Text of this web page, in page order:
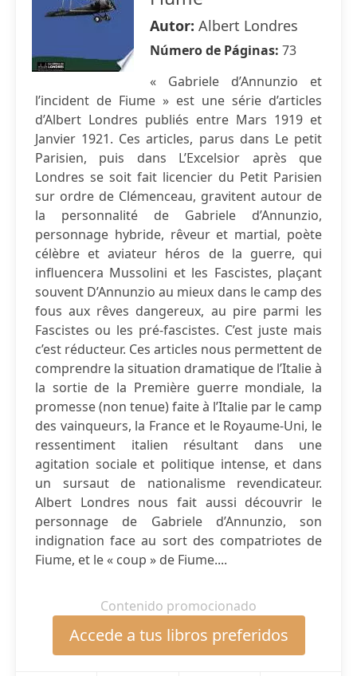
Autor: Albert Londres
Número de Páginas: 73
« Gabriele d’Annunzio et
l’incident de Fiume » est une série d’articles
d’Albert Londres publiés entre Mars 1919 et
Janvier 1921. Ces articles, parus dans Le petit
Parisien, puis dans L’Excelsior après que
Londres se soit fait licencier du Petit Parisien
sur ordre de Clémenceau, gravitent autour de
la personnalité de Gabriele d’Annunzio,
personnage hybride, rêveur et martial, poète
célèbre et aviateur héros de la guerre, qui
influencera Mussolini et les Fascistes, plaçant
souvent D’Annunzio au mieux dans le camp des
fous aux rêves dangereux, au pire parmi les
Fascistes ou les pré-fascistes. C’est juste mais
c’est réducteur. Ces articles nous permettent de
comprendre la situation dramatique de l’Italie à
la sortie de la Première guerre mondiale, la
promesse (non tenue) faite à l’Italie par le camp
des vainqueurs, la France et le Royaume-Uni, le
ressentiment italien résultant dans une
agitation sociale et politique intense, et dans
un sursaut de nationalisme revendicateur.
Albert Londres nous fait aussi découvrir le
personnage de Gabriele d’Annunzio, son
indignation face au sort des compatriotes de
Fiume, et le « coup » de Fiume....
Contenido promocionado
Accede a tus libros preferidos